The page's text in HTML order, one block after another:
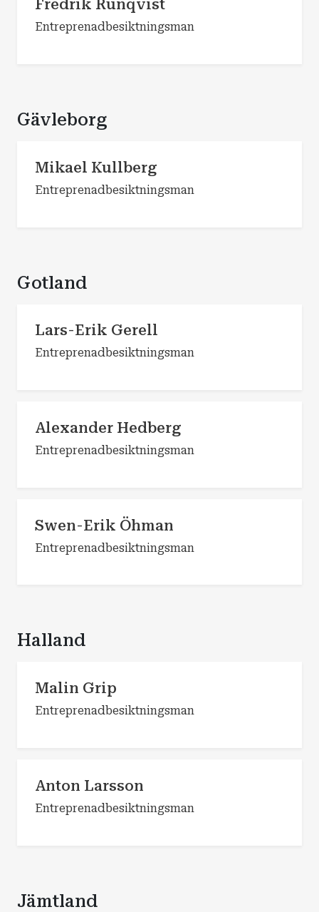
Fredrik Runqvist
Entreprenadbesiktningsman
Gävleborg
Mikael Kullberg
Entreprenadbesiktningsman
Gotland
Lars-Erik Gerell
Entreprenadbesiktningsman
Alexander Hedberg
Entreprenadbesiktningsman
Swen-Erik Öhman
Entreprenadbesiktningsman
Halland
Malin Grip
Entreprenadbesiktningsman
Anton Larsson
Entreprenadbesiktningsman
Jämtland